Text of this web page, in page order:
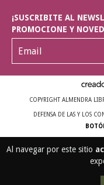
Al navegar por este sitio
¡SUSCRIBITE AL
PROMOCIONE Y
COPYRIGHT ALMENDRA
DEFENSA DE LAS Y LOS